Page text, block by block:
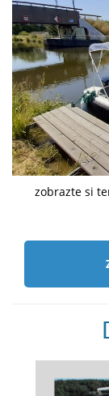
zobrazte si